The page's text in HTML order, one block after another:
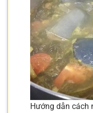
Hướng dẫn cách